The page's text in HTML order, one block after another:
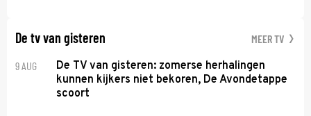
De tv van gisteren MEER TV
9 AUG
De TV van gisteren: zomerse herhalingen
kunnen kijkers niet bekoren, De Avondetappe
scoort